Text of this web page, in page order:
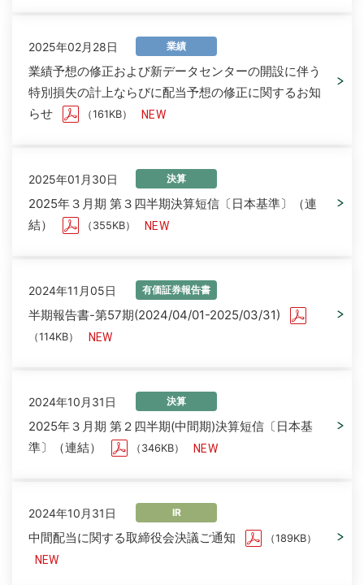
2025年02月28日 業績
業績予想の修正および新データセンターの開設に伴う
特別損失の計上ならびに配当予想の修正に関するお知
らせ
（161KB）
2025年01月30日 決算
2025年３月期 第３四半期決算短信〔日本基準〕（連
結）
（355KB）
2024年11月05日 有価証券報告書
半期報告書-第57期(2024/04/01-2025/03/31)
（114KB）
2024年10月31日 決算
2025年３月期 第２四半期(中間期)決算短信〔日本基
準〕（連結）
（346KB）
2024年10月31日 IR
中間配当に関する取締役会決議ご通知 （189KB）